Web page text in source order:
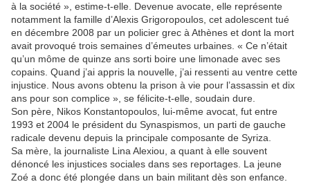
à la société », estime-t-elle. Devenue avocate, elle représente
notamment la famille d’Alexis Grigoropoulos, cet adolescent tué
en décembre 2008 par un policier grec à Athènes et dont la mort
avait provoqué trois semaines d’émeutes urbaines. « Ce n’était
qu’un môme de quinze ans sorti boire une limonade avec ses
copains. Quand j’ai appris la nouvelle, j’ai ressenti au ventre cette
injustice. Nous avons obtenu la prison à vie pour l’assassin et dix
ans pour son complice », se félicite-t-elle, soudain dure.
Son père, Nikos Konstantopoulos, lui-même avocat, fut entre
1993 et 2004 le président du Synaspismos, un parti de gauche
radicale devenu depuis la principale composante de Syriza.
Sa mère, la journaliste Lina Alexiou, a quant à elle souvent
dénoncé les injustices sociales dans ses reportages. La jeune
Zoé a donc été plongée dans un bain militant dès son enfance.